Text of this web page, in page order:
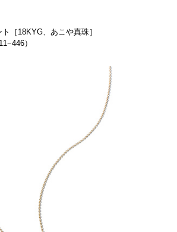
［18KYG、あこや真珠］
）